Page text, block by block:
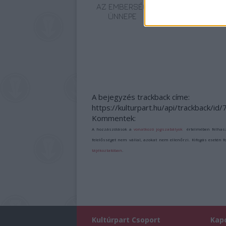
AZ EMBERSÉG
ÜNNEPE
A bejegyzés trackback címe:
https://kulturpart.hu/api/trackback/id/
Kommentek:
A hozzászólások avonatkozó jogszabályok értelmében
felelősséget nem vállal, azokat nem ellenőrzi. Kifogás esetén
tájékoztatóban
Kultúrpart Csoport